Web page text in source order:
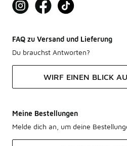
FAQ zu Versand und Lieferung
Du brauchst Antworten?
WIRF EINEN BLICK
Meine Bestellungen
Melde dich an, um deine